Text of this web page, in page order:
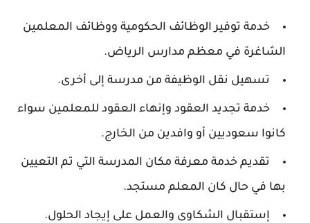
خدمة توفير الوظائف الحكومية ووظائف المعلمين
الشاغرة في معظم مدارس الرياض.
تسهيل نقل الوظيفة من مدرسة إلى أخرى.
خدمة تجديد العقود وإنهاء العقود للمعلمين سواء
كانوا سعوديين أو وافدين من الخارج.
تقديم خدمة معرفة مكان المدرسة التي تم التعيين
بها في حال كان المعلم مستجد.
إستقبال الشكاوى والعمل على إيجاد الحلول.